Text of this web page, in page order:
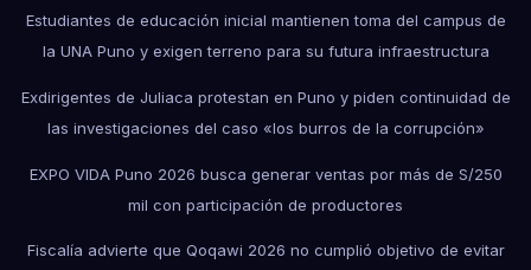
Estudiantes de educación inicial mantienen toma del campus de
la UNA Puno y exigen terreno para su futura infraestructura
Exdirigentes de Juliaca protestan en Puno y piden continuidad de
las investigaciones del caso «los burros de la corrupción»
EXPO VIDA Puno 2026 busca generar ventas por más de S/250
mil con participación de productores
Fiscalía advierte que Qoqawi 2026 no cumplió objetivo de evitar